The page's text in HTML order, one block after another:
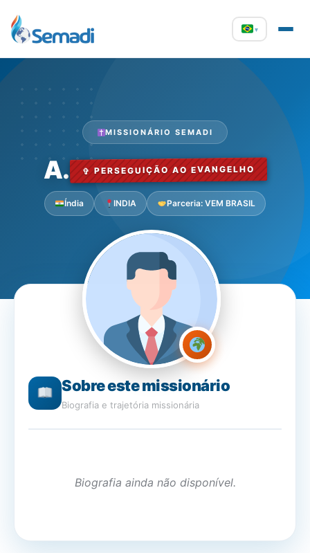
▾
MISSIONÁRIO SEMADI
A. ✞ PERSEGUIÇÃO AO EVANGELHO
Índia INDIA Parceria: VEM BRASIL
Sobre este missionário
Biografia e trajetória missionária
Biografia ainda não disponível.